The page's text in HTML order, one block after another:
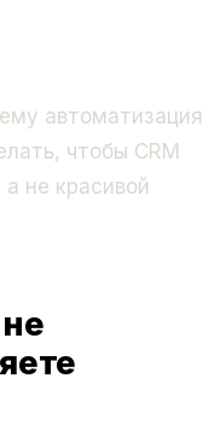
автоматизация
чтобы CRM
не красивой